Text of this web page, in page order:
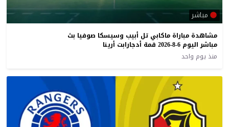
مباشر
مشاهدة مباراة ماكابي تل أبيب وسيسكا صوفيا بث
مباشر اليوم 6-8-2026 قمة أدجارابت أرينا
منذ يوم واحد